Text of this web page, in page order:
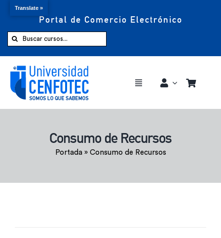
Portal de Comercio Electrónico
Buscar:
Toggle
Comprar ahora
Consumo de Recursos
Portada» Consumo de Recursos
Translate »